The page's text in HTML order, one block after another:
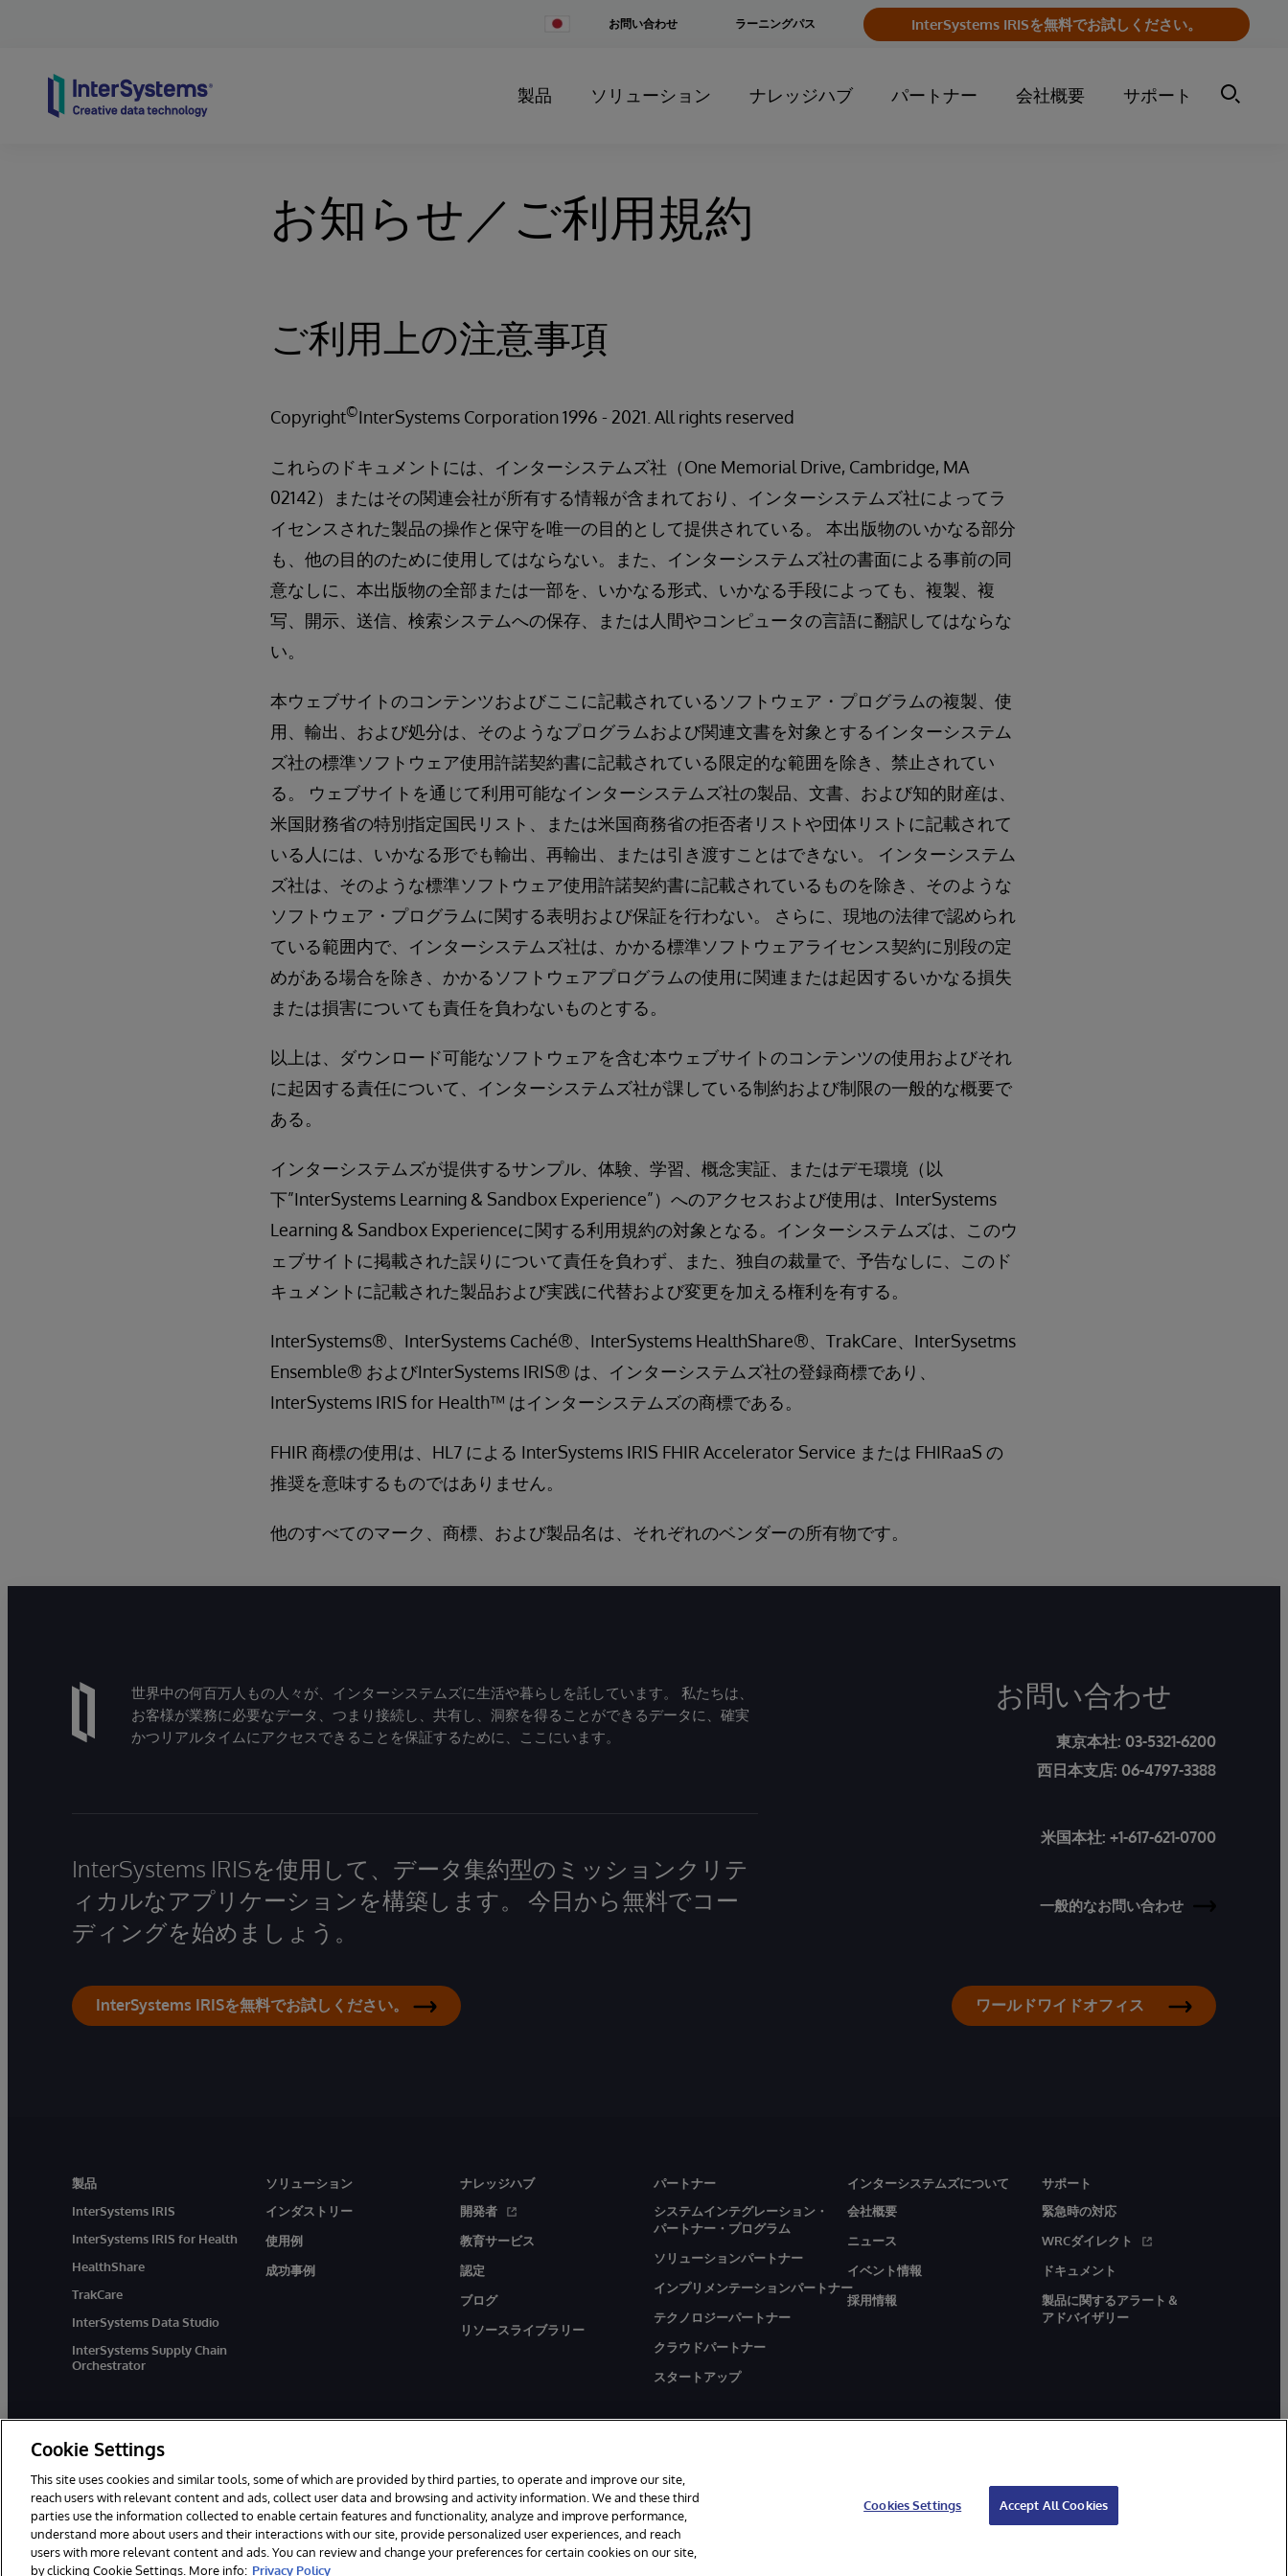
Change
お問い合わせ InterSystems IRISを無料でお試しください。
ラーニングパス
製品 ソリューション ナレッジハブ パートナー 会社概要 サポート
お知らせ／ご利用規約
ご利用上の注意事項
Copyright©InterSystems Corporation 1996 - 2021. All rights reserved
これらのドキュメントには、インターシステムズ社（One Memorial Drive, Cambridge, MA
02142）またはその関連会社が所有する情報が含まれており、インターシステムズ社によってラ
イセンスされた製品の操作と保守を唯一の目的として提供されている。 本出版物のいかなる部分
も、他の目的のために使用してはならない。また、インターシステムズ社の書面による事前の同
意なしに、本出版物の全部または一部を、いかなる形式、いかなる手段によっても、複製、複
写、開示、送信、検索システムへの保存、または人間やコンピュータの言語に翻訳してはならな
い。
本ウェブサイトのコンテンツおよびここに記載されているソフトウェア・プログラムの複製、使
用、輸出、および処分は、そのようなプログラムおよび関連文書を対象とするインターシステム
ズ社の標準ソフトウェア使用許諾契約書に記載されている限定的な範囲を除き、禁止されてい
る。 ウェブサイトを通じて利用可能なインターシステムズ社の製品、文書、および知的財産は、
米国財務省の特別指定国民リスト、または米国商務省の拒否者リストや団体リストに記載されて
いる人には、いかなる形でも輸出、再輸出、または引き渡すことはできない。 インターシステム
ズ社は、そのような標準ソフトウェア使用許諾契約書に記載されているものを除き、そのような
ソフトウェア・プログラムに関する表明および保証を行わない。 さらに、現地の法律で認められ
ている範囲内で、インターシステムズ社は、かかる標準ソフトウェアライセンス契約に別段の定
めがある場合を除き、かかるソフトウェアプログラムの使用に関連または起因するいかなる損失
または損害についても責任を負わないものとする。
以上は、ダウンロード可能なソフトウェアを含む本ウェブサイトのコンテンツの使用およびそれ
に起因する責任について、インターシステムズ社が課している制約および制限の一般的な概要で
ある。
インターシステムズが提供するサンプル、体験、学習、概念実証、またはデモ環境（以
下”InterSystems Learning & Sandbox Experience”）へのアクセスおよび使用は、InterSystems
Learning & Sandbox Experienceに関する利用規約の対象となる。インターシステムズは、このウ
ェブサイトに掲載された誤りについて責任を負わず、また、独自の裁量で、予告なしに、このド
キュメントに記載された製品および実践に代替および変更を加える権利を有する。
InterSystems®、InterSystems Caché®、InterSystems HealthShare®、TrakCare、InterSysetms
Ensemble® およびInterSystems IRIS® は、インターシステムズ社の登録商標であり、
InterSystems IRIS for Health™ はインターシステムズの商標である。
FHIR 商標の使用は、HL7 による InterSystems IRIS FHIR Accelerator Service または FHIRaaS の
推奨を意味するものではありません。
他のすべてのマーク、商標、および製品名は、それぞれのベンダーの所有物です。
世界中の何百万人もの人々が、インターシステムズに生活や暮らしを託しています。 私たちは、
お客様が業務に必要なデータ、つまり接続し、共有し、洞察を得ることができるデータに、確実
かつリアルタイムにアクセスできることを保証するために、ここにいます。
InterSystems IRISを使用して、データ集約型のミッションクリテ
ィカルなアプリケーションを構築します。 今日から無料でコー
ディングを始めましょう。
InterSystems IRISを無料でお試しください。
お問い合わせ
東京本社: 03-5321-6200
西日本支店: 06-4797-3388
米国本社: +1-617-621-0700
一般的なお問い合わせ
ワールドワイドオフィス
製品
InterSystems IRIS
InterSystems IRIS for Health
HealthShare
TrakCare
InterSystems Data Studio
InterSystems Supply Chain
Orchestrator
ソリューション
インダストリー
使用例
成功事例
ナレッジハブ
開発者
教育サービス
認定
ブログ
リソースライブラリー
パートナー
システムインテグレーション・
パートナー・プログラム
ソリューションパートナー
インプリメンテーションパートナー
テクノロジーパートナー
クラウドパートナー
スタートアップ
インターシステムズについて
会社概要
ニュース
イベント情報
採用情報
サポート
緊急時の対応
WRCダイレクト
ドキュメント
製品に関するアラート＆
アドバイザリー
© 1996-2026Y InterSystems Corporation, Boston, MA. All Rights Reserved. お知らせ／ご利用規約 プライバシーステートメント アクセシビリティ
Cookie Settings
This site uses cookies and similar tools, some of which are provided by third parties, to operate and improve our site,
reach users with relevant content and ads, collect user data and browsing and activity information. We and these third
parties use the information collected to enable certain features and functionality, analyze and improve performance,
understand more about users and their interactions with our site, provide personalized user experiences, and reach
users with more relevant content and ads. You can review and change your preferences for certain cookies on our site,
by clicking Cookie Settings. More info: Privacy Policy
Cookies Settings Accept All Cookies